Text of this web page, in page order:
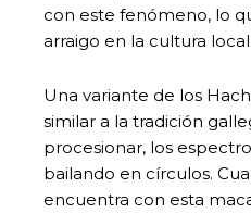
con este fenómeno, lo
arraigo en la cultura local
Una variante de los
similar a la tradición
procesionar, los
bailando en círculos.
encuentra con esta